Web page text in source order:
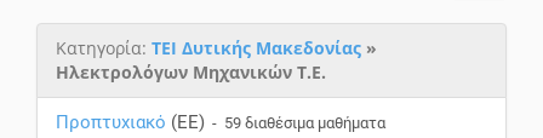
Κατηγορία: ΤΕΙ Δυτικής Μακεδονίας »
Ηλεκτρολόγων Μηχανικών Τ.Ε.
Προπτυχιακό (EE) - 59 διαθέσιμα μαθήματα